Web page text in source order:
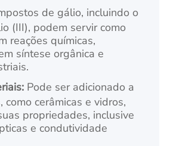
de gálio, incluindo o
(III), podem servir como
reações químicas,
síntese orgânica e
Pode ser adicionado a
como cerâmicas e vidros,
propriedades, inclusive
e condutividade